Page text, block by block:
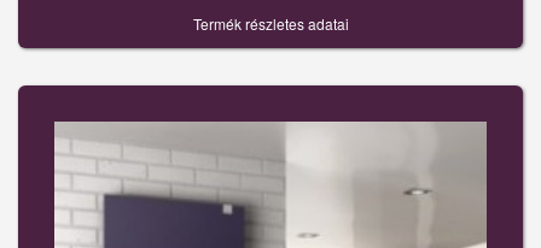
Termék részletes adatai